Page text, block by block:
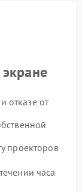
отказе от
проекторов
часа